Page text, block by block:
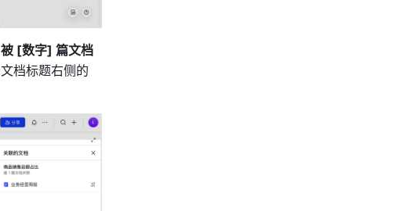
被 [数字] 篇文档